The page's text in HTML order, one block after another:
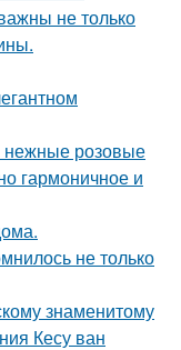
не только
нежные розовые
гармоничное и
не только
знаменитому
Кесу ван